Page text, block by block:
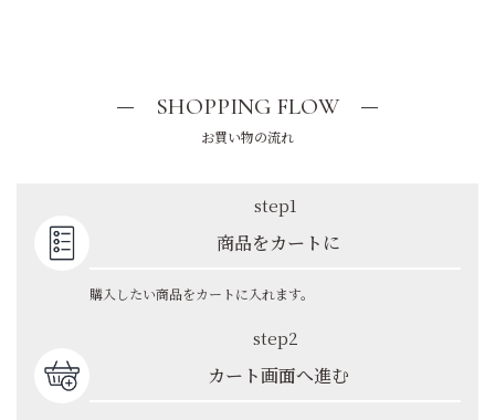
SHOPPING FLOW
お買い物の流れ
step1
商品をカートに
購入したい商品をカートに入れます。
step2
カート画面へ進む